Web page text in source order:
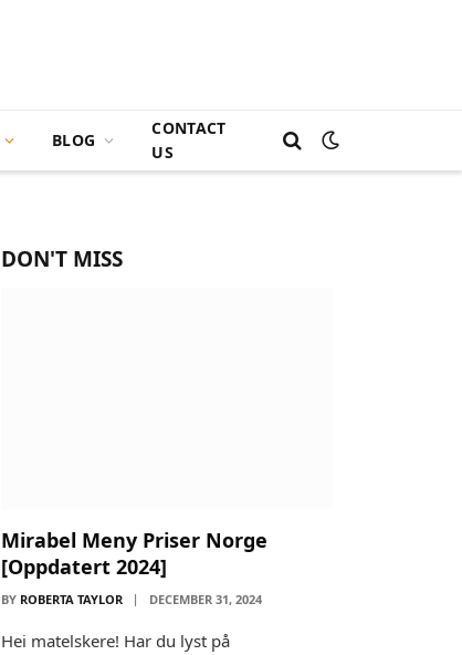
BLOG
CONTACT
US
DON'T MISS
Mirabel Meny Priser Norge
[Oppdatert 2024]
BY ROBERTA TAYLOR DECEMBER 31, 2024
Hei matelskere! Har du lyst på